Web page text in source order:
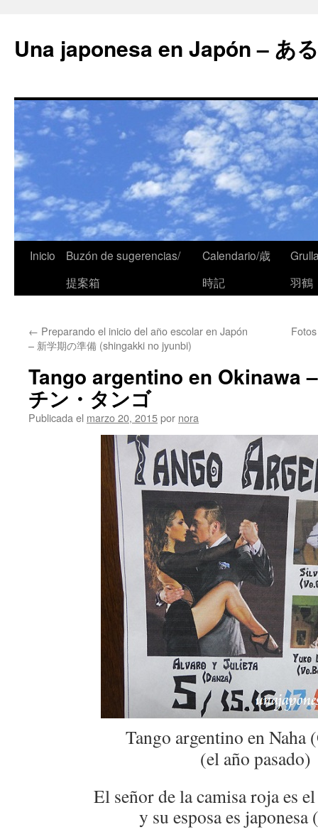
Una japonesa en Japón – あ
Inicio
Buzón de sugerencias/
提案箱
Calendario/歳
時記
羽鶴
← Preparando el inicio del año escolar en Japón
– 新学期の準備 (shingakki no jyunbi)
Tango argentino en Okinawa
チン・タンゴ
Publicada el marzo 20, 2015por nora
Tango argentino en Naha
(el año pasado)
El señor de la camisa roja es
y su esposa es